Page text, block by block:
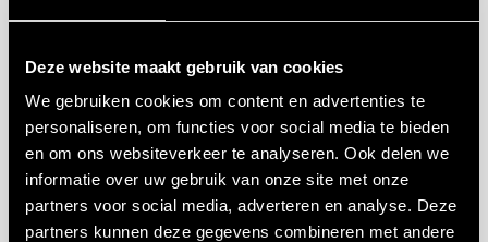
Deze website maakt gebruik van cookies
We gebruiken cookies om content en advertenties te
personaliseren, om functies voor social media te bieden
en om ons websiteverkeer te analyseren. Ook delen we
informatie over uw gebruik van onze site met onze
partners voor social media, adverteren en analyse. Deze
partners kunnen deze gegevens combineren met andere
Geschikt voor dimbare LED lampen
DETAILS